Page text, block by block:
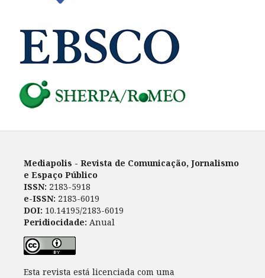
Mediapolis - Revista de Comunicação, Jornalismo
e Espaço Público
ISSN: 2183-5918
e-ISSN: 2183-6019
DOI: 10.14195/2183-6019
Peridiocidade: Anual
Esta revista está licenciada com uma